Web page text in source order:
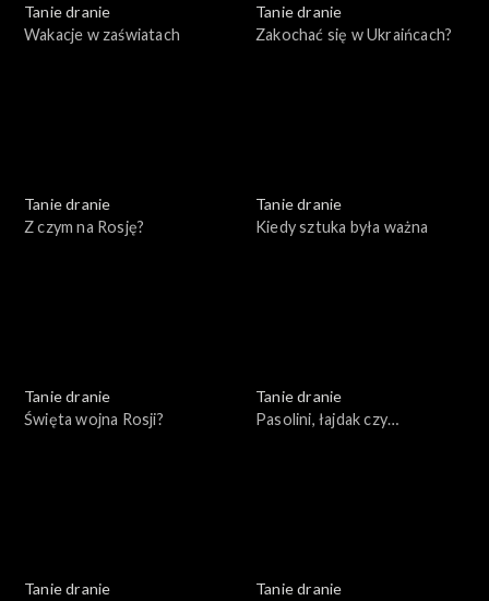
Tanie dranie
Wakacje w zaświatach
Tanie dranie
Zakochać się w Ukraińcach?
Tanie dranie
Z czym na Rosję?
Tanie dranie
Kiedy sztuka była ważna
Tanie dranie
Święta wojna Rosji?
Tanie dranie
Pasolini, łajdak czy
Tanie dranie
Tanie dranie